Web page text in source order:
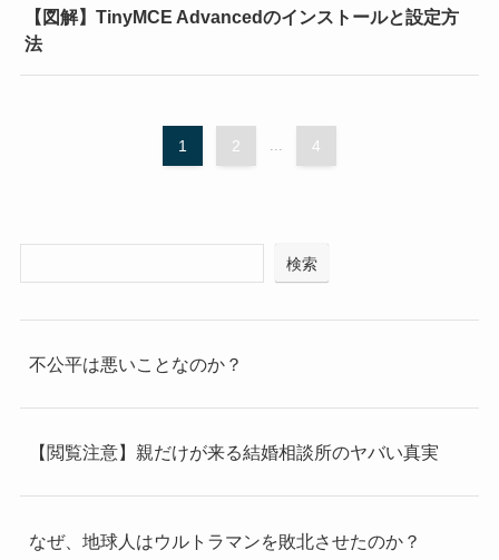
【図解】TinyMCE Advancedのインストールと設定方
法
1 2 4
検索
不公平は悪いことなのか？
【閲覧注意】親だけが来る結婚相談所のヤバい真実
なぜ、地球人はウルトラマンを敗北させたのか？